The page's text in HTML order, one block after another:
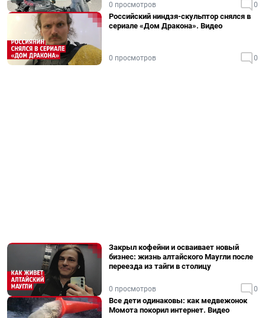
0 просмотров 0
Российский ниндзя-скульптор снялся в
сериале «Дом Дракона». Видео
0 просмотров 0
Закрыл кофейни и осваивает новый
бизнес: жизнь алтайского Маугли после
переезда из тайги в столицу
0 просмотров 0
Все дети одинаковы: как медвежонок
Момота покорил интернет. Видео